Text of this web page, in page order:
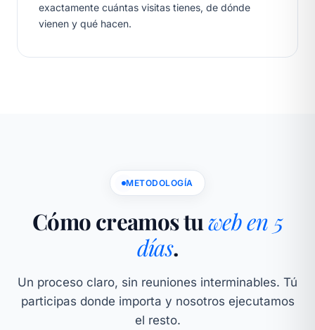
exactamente cuántas visitas tienes, de dónde
vienen y qué hacen.
METODOLOGÍA
Cómo creamos tuweb en 5
días.
Un proceso claro, sin reuniones interminables. Tú
participas donde importa y nosotros ejecutamos
el resto.